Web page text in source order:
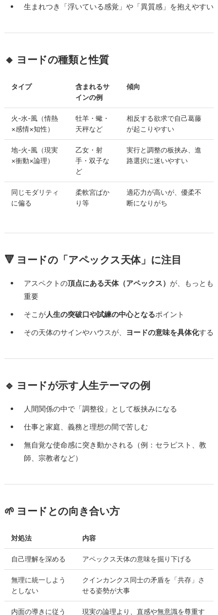
生まれつき「浮いている感覚」や「異質感」を抱えやすい
🔸 ヨードの種類と性質
タイプ
含まれるサ
インの例
傾向
火-水-風（情熱
×感情×知性）
牡羊・蠍・
天秤など
相反する欲求で自己葛藤
が起こりやすい
地-火-風（現実
×衝動×論理）
乙女・射
手・双子な
ど
実行と調整の板挟み、進
路選択に迷いやすい
同じモダリティ
に偏る
柔軟宮ばか
り等
適応力が高いが、優柔不
断になりがち
🔻 ヨードの「アペックス天体」に注目
アスペクトの頂点にある天体（アペックス） が、もっとも
重要
そこが人生の突破口や試練の中心となるポイント
その天体のサインやハウスが、
ヨードの意味を具体化する
🔹 ヨードが示す人生テーマの例
人間関係の中で「調整役」として板挟みになる
仕事と家庭、義務と理想の間で苦しむ
無自覚な使命感に突き動かされる（例：セラピスト、教
師、宗教者など）
🌱 ヨードとの向き合い方
対処法 内容
自己理解を深める アペックス天体の意味を掘り下げる
無理に統一しよう
としない
クインカンクス同士の矛盾を「共存」さ
せる姿勢が大事
内面の導きに従う 現実の論理より、直感や無意識を尊重す